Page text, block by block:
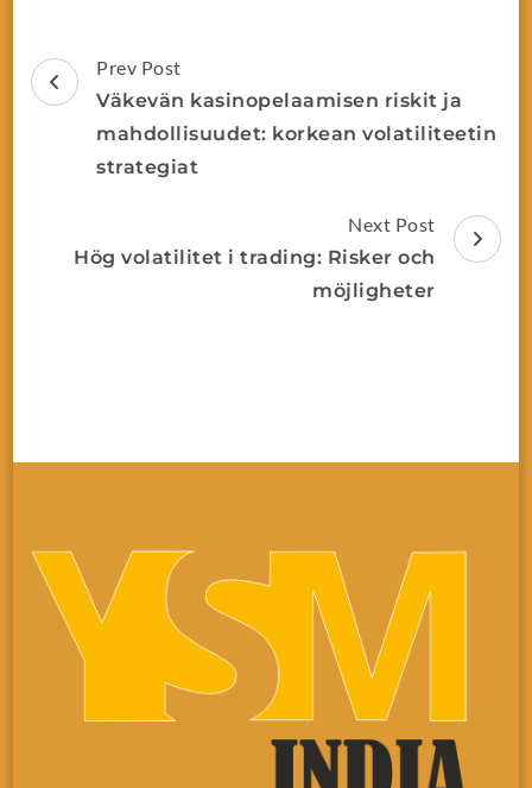
Prev Post
Väkevän kasinopelaamisen riskit ja
mahdollisuudet: korkean volatiliteetin
strategiat
Next Post
Hög volatilitet i trading: Risker och
möjligheter